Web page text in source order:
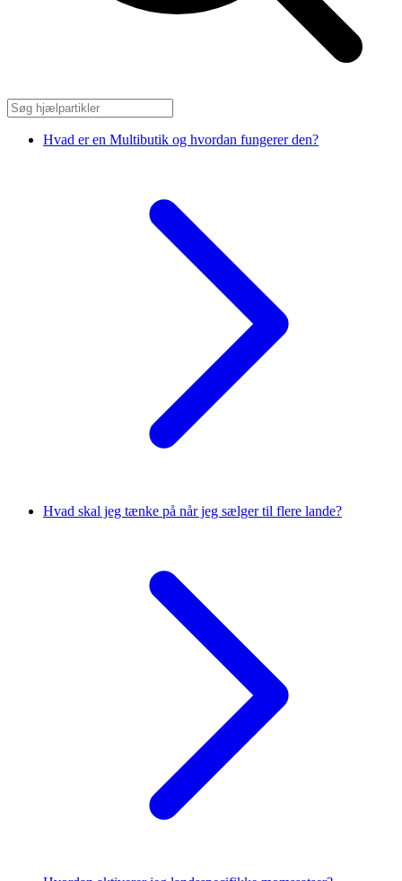
Hvad er en Multibutik og hvordan fungerer den?
Hvad skal jeg tænke på når jeg sælger til flere lande?